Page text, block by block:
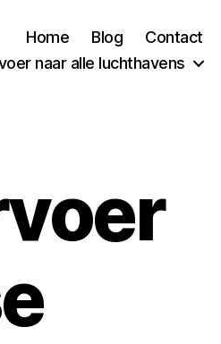
Home Blog
Contact
naar alle luchthavens